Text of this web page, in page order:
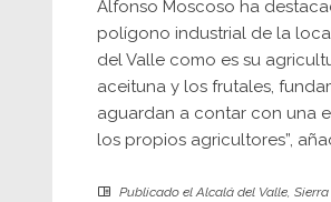
Alfonso Moscoso ha
polígono industrial de la
del Valle como es su
aceituna y los frutales,
aguardan a contar con una
los propios agricultores”,
Publicado elAlcalá del Valle, Sierra